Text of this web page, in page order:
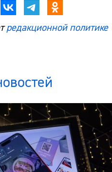
редакционной политике